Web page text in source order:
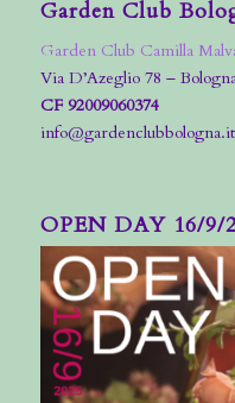
Garden Club
Garden Club Camilla
Via D’Azeglio 78 –
CF 92009060374
info@gardenclubbologna.it
OPEN DAY 16/9/